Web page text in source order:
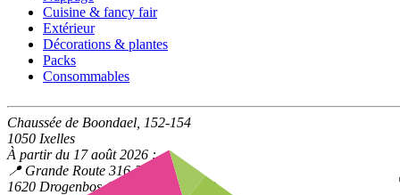
Cuisine & fancy fair
Extérieur
Décorations & plantes
Packs
Consommables
Chaussée de Boondael, 152-154
1050 Ixelles
À partir du 17 août 2026 :
📍 Grande Route 316-318
1620 Drogenbos (à la limite d'Uccle)